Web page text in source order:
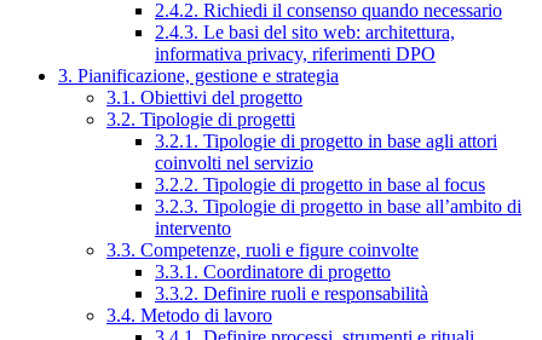
2.4.2. Richiedi il consenso quando necessario
2.4.3. Le basi del sito web: architettura,
informativa privacy, riferimenti DPO
3. Pianificazione, gestione e strategia
3.1. Obiettivi del progetto
3.2. Tipologie di progetti
3.2.1. Tipologie di progetto in base agli attori
coinvolti nel servizio
3.2.2. Tipologie di progetto in base al focus
3.2.3. Tipologie di progetto in base all’ambito di
intervento
3.3. Competenze, ruoli e figure coinvolte
3.3.1. Coordinatore di progetto
3.3.2. Definire ruoli e responsabilità
3.4. Metodo di lavoro